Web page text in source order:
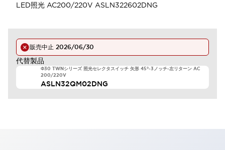
LED照光 AC200/220V ASLN322602DNG
販売中止 2026/06/30
代替製品
Φ30 TWNシリーズ 照光セレクタスイッチ 矢形 45°-3ノッチ-左リターン AC
200/220V
ASLN32QM02DNG